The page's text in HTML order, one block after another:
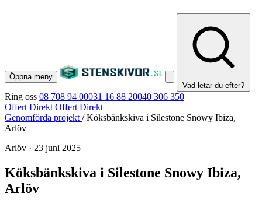
Öppna meny
Vad letar du efter?
Ring oss 08 708 94 00031 16 88 20040 306 350
Offert Direkt Offert Direkt
Genomförda projekt / Köksbänkskiva i Silestone Snowy Ibiza,
Arlöv
Arlöv · 23 juni 2025
Köksbänkskiva i Silestone Snowy Ibiza,
Arlöv